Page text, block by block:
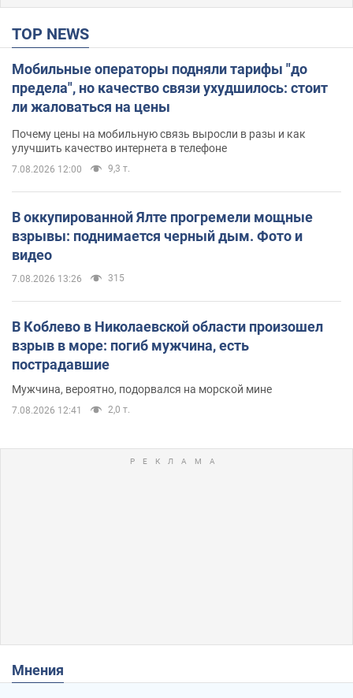
TOP NEWS
Мобильные операторы подняли тарифы "до
предела", но качество связи ухудшилось: стоит
ли жаловаться на цены
Почему цены на мобильную связь выросли в разы и как
улучшить качество интернета в телефоне
7.08.2026 12:00 9,3 т.
В оккупированной Ялте прогремели мощные
взрывы: поднимается черный дым. Фото и
видео
7.08.2026 13:26 315
В Коблево в Николаевской области произошел
взрыв в море: погиб мужчина, есть
пострадавшие
Мужчина, вероятно, подорвался на морской мине
7.08.2026 12:41 2,0 т.
Мнения